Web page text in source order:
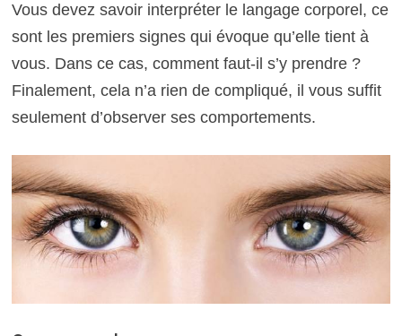
Vous devez savoir interpréter le langage corporel, ce
sont les premiers signes qui évoque qu’elle tient à
vous. Dans ce cas, comment faut-il s’y prendre ?
Finalement, cela n’a rien de compliqué, il vous suffit
seulement d’observer ses comportements.